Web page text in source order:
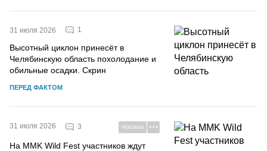
31 июля 2026 1
Высотный циклон принесёт в
Челябинскую область похолодание и
обильные осадки. Скрин
ПЕРЕД ФАКТОМ
31 июля 2026 3 РЕКЛАМА
На MMK Wild Fest участников ждут